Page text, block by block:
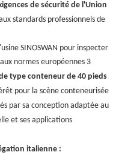
de sécurité de l'Union
standards professionnels de
type conteneur de 40 pieds
pour la scène conteneurisée
par sa conception adaptée au
et ses applications
italienne :